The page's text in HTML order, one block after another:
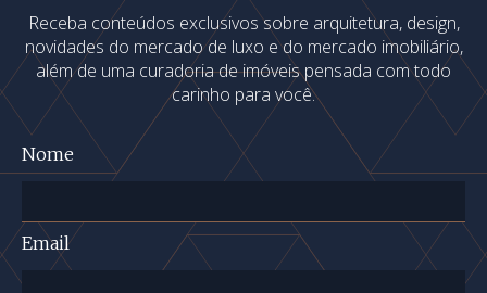
Receba conteúdos exclusivos sobre arquitetura, design,
novidades do mercado de luxo e do mercado imobiliário,
além de uma curadoria de imóveis pensada com todo
carinho para você.
Nome
Email